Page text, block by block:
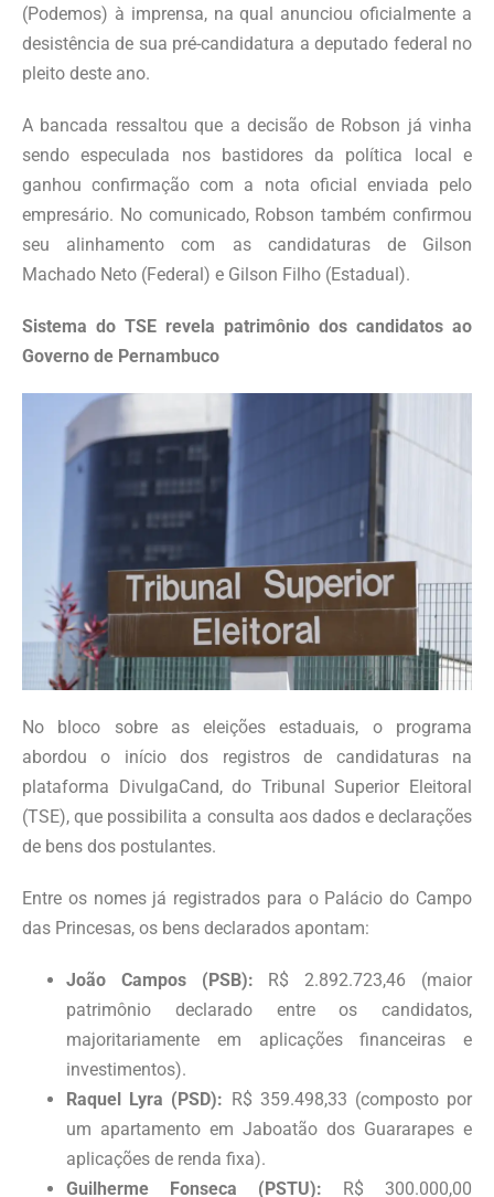
(Podemos) à imprensa, na qual anunciou oficialmente a
desistência de sua pré-candidatura a deputado federal no
pleito deste ano.
A bancada ressaltou que a decisão de Robson já vinha
sendo especulada nos bastidores da política local e
ganhou confirmação com a nota oficial enviada pelo
empresário. No comunicado, Robson também confirmou
seu alinhamento com as candidaturas de Gilson
Machado Neto (Federal) e Gilson Filho (Estadual).
Sistema do TSE revela patrimônio dos candidatos ao
Governo de Pernambuco
No bloco sobre as eleições estaduais, o programa
abordou o início dos registros de candidaturas na
plataforma DivulgaCand, do Tribunal Superior Eleitoral
(TSE), que possibilita a consulta aos dados e declarações
de bens dos postulantes.
Entre os nomes já registrados para o Palácio do Campo
das Princesas, os bens declarados apontam:
João Campos (PSB): R$ 2.892.723,46 (maior
patrimônio declarado entre os candidatos,
majoritariamente em aplicações financeiras e
investimentos).
Raquel Lyra (PSD): R$ 359.498,33 (composto por
um apartamento em Jaboatão dos Guararapes e
aplicações de renda fixa).
Guilherme Fonseca (PSTU): R$ 300.000,00